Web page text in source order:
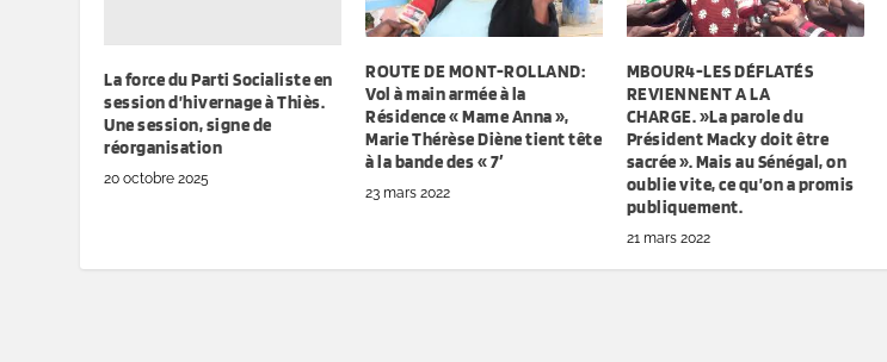
La force du Parti Socialiste en
session d’hivernage à Thiès.
Une session, signe de
réorganisation
20 octobre 2025
ROUTE DE MONT-ROLLAND:
Vol à main armée à la
Résidence « Mame Anna »,
Marie Thérèse Diène tient tête
à la bande des « 7′
23 mars 2022
MBOUR4-LES DÉFLATÉS
REVIENNENT A LA
CHARGE. »La parole du
Président Macky doit être
sacrée ». Mais au Sénégal, on
oublie vite, ce qu’on a promis
publiquement.
21 mars 2022